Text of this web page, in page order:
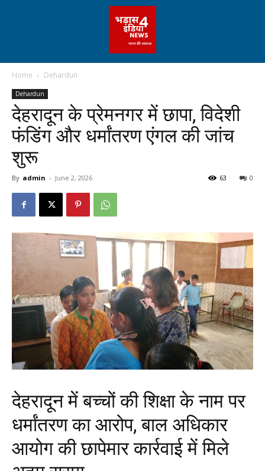
Home Dehardun
Dehardun
देहरादून के प्रेमनगर में छापा, विदेशी
फंडिंग और धर्मांतरण एंगल की जांच
शुरू
By admin - June 2, 2026 0
63
देहरादून में बच्चों की शिक्षा के नाम पर
धर्मांतरण का आरोप, बाल अधिकार
आयोग की छापेमार कार्रवाई में मिले